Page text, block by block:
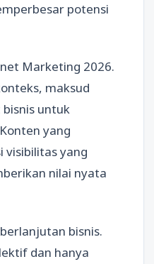
potensi
Marketing 2026.
maksud
untuk
yang
visibilitas yang
nilai nyata
bisnis.
dan hanya